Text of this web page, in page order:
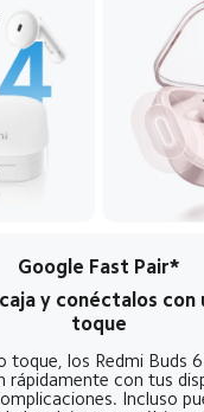
al abrir la caja y
la notificación